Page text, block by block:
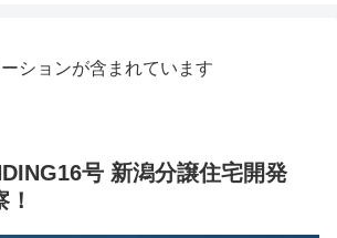
ションが含まれています
号 新潟分譲住宅開発